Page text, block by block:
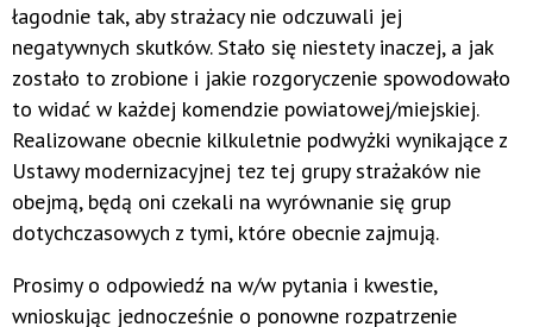
łagodnie tak, aby strażacy nie odczuwali jej
negatywnych skutków. Stało się niestety inaczej, a jak
zostało to zrobione i jakie rozgoryczenie spowodowało
to widać w każdej komendzie powiatowej/miejskiej.
Realizowane obecnie kilkuletnie podwyżki wynikające z
Ustawy modernizacyjnej tez tej grupy strażaków nie
obejmą, będą oni czekali na wyrównanie się grup
dotychczasowych z tymi, które obecnie zajmują.
Prosimy o odpowiedź na w/w pytania i kwestie,
wnioskując jednocześnie o ponowne rozpatrzenie